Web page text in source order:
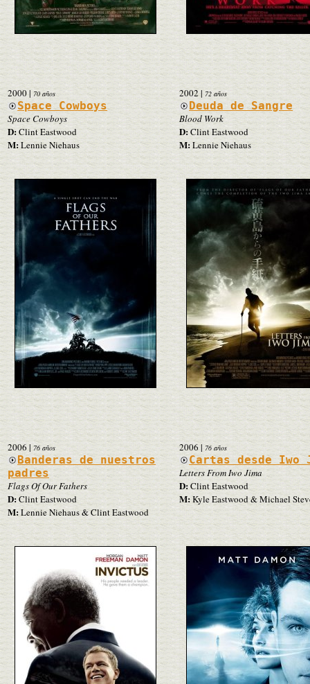
2000| 70 años
Space Cowboys
Space Cowboys
D:Clint Eastwood
M:Lennie Niehaus
2002| 72 años
Deuda de Sangre
Blood Work
D:Clint Eastwood
M:Lennie Niehaus
2006 | 76 años
Banderas de nuestros
padres
Flags Of Our Fathers
D:Clint Eastwood
M:Lennie Niehaus & Clint Eastwood
2006| 76 años
Cartas desde Iwo
Letters From Iwo Jima
D:Clint Eastwood
M:Kyle Eastwood & Michael